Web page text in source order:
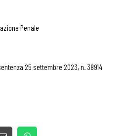
Penale
25 settembre 2023, n. 38914